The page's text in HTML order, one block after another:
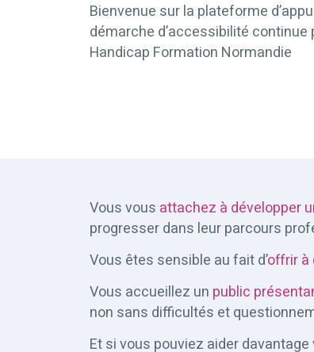
Bienvenue sur la plateforme
démarche d’accessibilité
Handicap Formation Normandie
Vous vous attachez à développer
progresser dans leur parcours
Vous êtes sensible au fait d’offrir à
Vous accueillez un public
non sans difficultés et
Et si vous pouviez aider